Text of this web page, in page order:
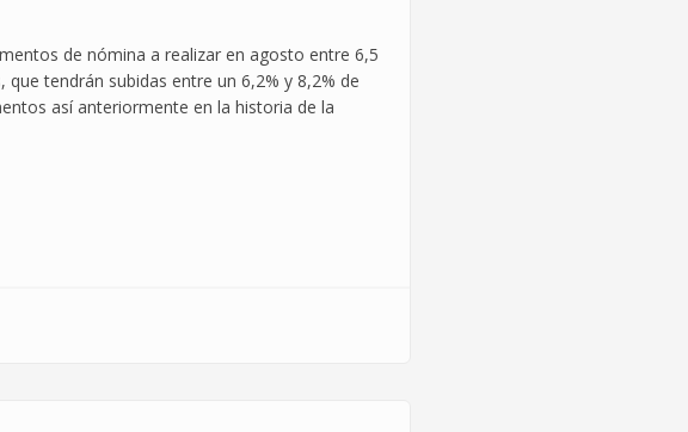
de nómina a realizar en agosto entre 6,5
tendrán subidas entre un 6,2% y 8,2% de
así anteriormente en la historia de la